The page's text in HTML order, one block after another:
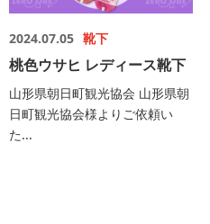
2024.07.05 靴下
桃色ウサヒ レディース靴下
山形県朝日町観光協会 山形県朝
日町観光協会様よりご依頼い
た...